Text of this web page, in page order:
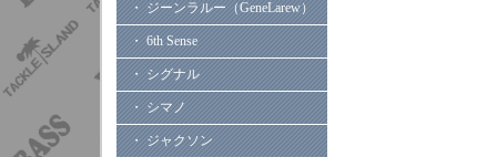
・ ジーンラルー（GeneLarew）
・ 6th Sense
・ シグナル
・ シマノ
・ ジャクソン